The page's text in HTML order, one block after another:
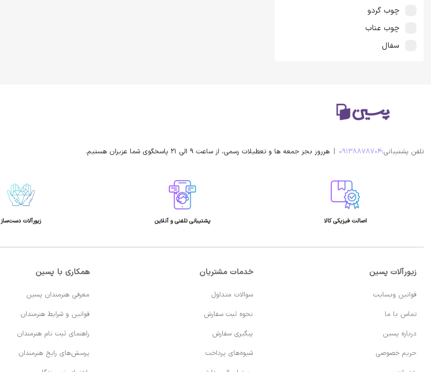
چوب گردو
چوب عناب
سفال
تلفن پشتیبانی:09138878704
| هرروز بجز جمعه ها و تعطیلات رسمی، از ساعت 9 الی 21 پاسخگوی شما عزیزان هستیم.
اصالت فیزیکی کالا پشتیبانی تلفنی و آنلاین زیورآلات دست‌ساز
زیورآلات پسین
قوانین وبسایت
تماس با ما
درباره پسین
حریم خصوصی
خدمات مشتریان
سوالات متداول
نحوه ثبت سفارش
پیگیری سفارش
شیوه‌های پرداخت
همکاری با پسین
معرفی هنرمندان پسین
قوانین و شرایط هنرمندان
راهنمای ثبت نام هنرمندان
پرسش‌های رایج هنرمندان